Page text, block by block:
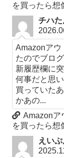
を買ったら想
チハた
Amazonアウ
たのでブロ
新履歴欄に
何事だと思
買っていた
かあの...
Amazonア
を買ったら想
えい